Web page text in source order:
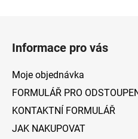
Informace pro vás
Moje objednávka
FORMULÁŘ PRO
KONTAKTNÍ FORMULÁŘ
JAK NAKUPOVAT